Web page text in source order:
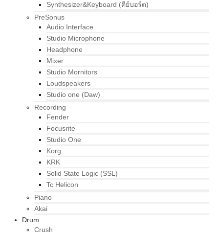
Synthesizer&Keyboard (คีย์บอร์ด)
PreSonus
Audio Interface
Studio Microphone
Headphone
Mixer
Studio Mornitors
Loudspeakers
Studio one (Daw)
Recording
Fender
Focusrite
Studio One
Korg
KRK
Solid State Logic (SSL)
Tc Helicon
Piano
Akai
Drum
Crush